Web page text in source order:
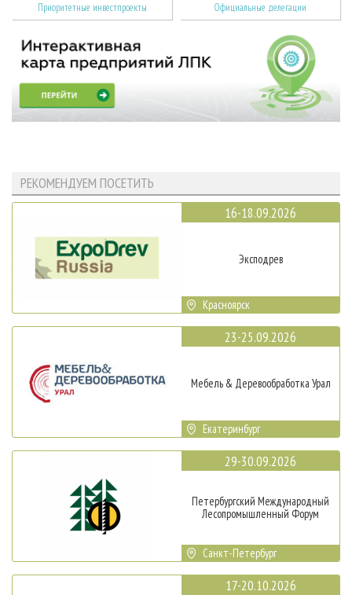
Приоритетные инвестпроекты Официальные делегации
РЕКОМЕНДУЕМ ПОСЕТИТЬ
16-18.09.2026
Эксподрев
Красноярск
23-25.09.2026
Мебель & Деревообработка Урал
Екатеринбург
29-30.09.2026
Петербургский Международный
Лесопромышленный Форум
Санкт-Петербург
17-20.10.2026